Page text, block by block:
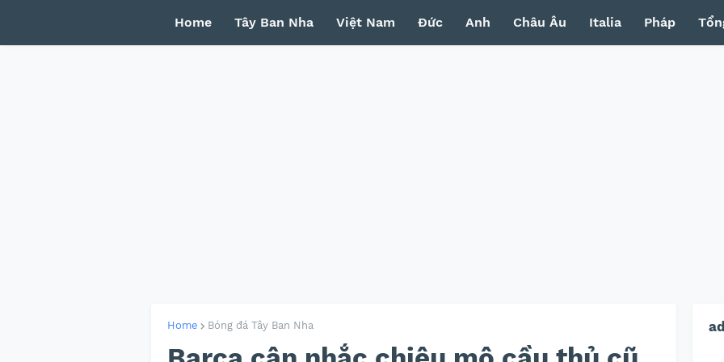
Home Tây Ban Nha Việt Nam Đức Anh Châu Âu Italia Pháp
Home Bóng đá Tây Ban Nha